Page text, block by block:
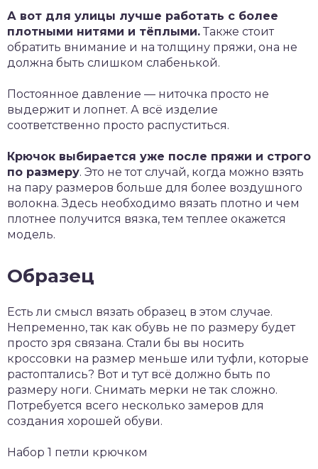
А вот для улицы лучше работать с более
плотными нитями и тёплыми. Также стоит
обратить внимание и на толщину пряжи, она не
должна быть слишком слабенькой.
Постоянное давление — ниточка просто не
выдержит и лопнет. А всё изделие
соответственно просто распуститься.
Крючок выбирается уже после пряжи и строго
по размеру. Это не тот случай, когда можно взять
на пару размеров больше для более воздушного
волокна. Здесь необходимо вязать плотно и чем
плотнее получится вязка, тем теплее окажется
модель.
Образец
Есть ли смысл вязать образец в этом случае.
Непременно, так как обувь не по размеру будет
просто зря связана. Стали бы вы носить
кроссовки на размер меньше или туфли, которые
растоптались? Вот и тут всё должно быть по
размеру ноги. Снимать мерки не так сложно.
Потребуется всего несколько замеров для
создания хорошей обуви.
Набор 1 петли крючком